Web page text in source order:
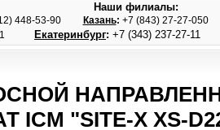
Наши филиалы:
448-53-90 Казань: +7 (843) 27-27-
Екатеринбург: +7 (343) 237-27-
ICM "SITE-X XS-